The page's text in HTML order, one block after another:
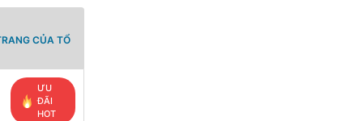
CỦA TỔ
ƯU
ĐÃI
HOT